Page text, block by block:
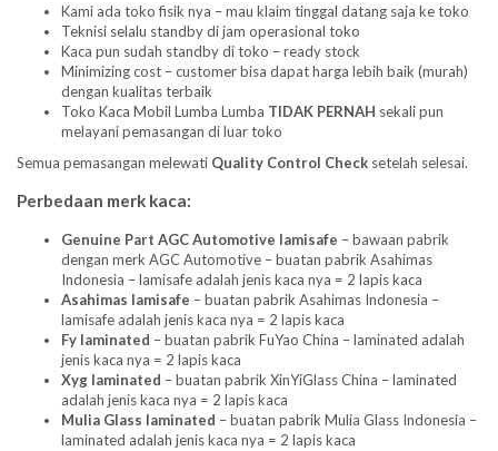
Kami ada toko fisik nya – mau klaim tinggal datang saja ke toko
Teknisi selalu standby di jam operasional toko
Kaca pun sudah standby di toko – ready stock
Minimizing cost – customer bisa dapat harga lebih baik (murah)
dengan kualitas terbaik
Toko Kaca Mobil Lumba Lumba TIDAK PERNAH sekali pun
melayani pemasangan di luar toko
Semua pemasangan melewati Quality Control Check setelah selesai.
Perbedaan merk kaca:
Genuine Part AGC Automotive lamisafe – bawaan pabrik
dengan merk AGC Automotive – buatan pabrik Asahimas
Indonesia – lamisafe adalah jenis kaca nya = 2 lapis kaca
Asahimas lamisafe – buatan pabrik Asahimas Indonesia –
lamisafe adalah jenis kaca nya = 2 lapis kaca
Fy laminated – buatan pabrik FuYao China – laminated adalah
jenis kaca nya = 2 lapis kaca
Xyg laminated – buatan pabrik XinYiGlass China – laminated
adalah jenis kaca nya = 2 lapis kaca
Mulia Glass laminated – buatan pabrik Mulia Glass Indonesia –
laminated adalah jenis kaca nya = 2 lapis kaca